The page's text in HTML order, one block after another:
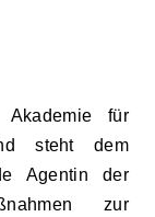
für
steht dem
Agentin der
zur